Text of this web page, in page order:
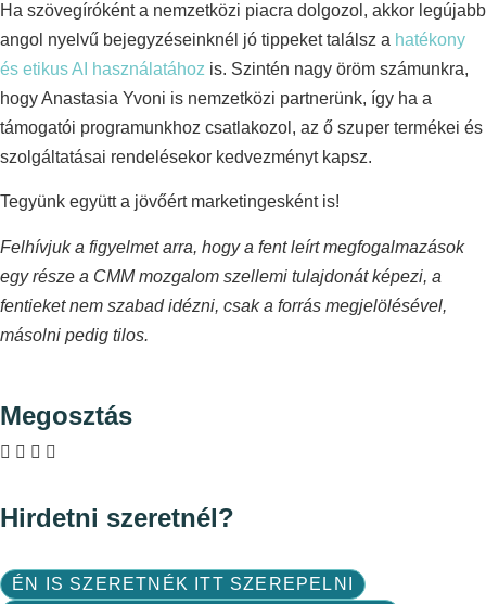
Ha szövegíróként a nemzetközi piacra dolgozol, akkor legújabb
angol nyelvű bejegyzéseinknél jó tippeket találsz a hatékony
és etikus AI használatához is. Szintén nagy öröm számunkra,
hogy Anastasia Yvoni is nemzetközi partnerünk, így ha a
támogatói programunkhoz csatlakozol, az ő szuper termékei és
szolgáltatásai rendelésekor kedvezményt kapsz.
Tegyünk együtt a jövőért marketingesként is!
Felhívjuk a figyelmet arra, hogy a fent leírt megfogalmazások
egy része a CMM mozgalom szellemi tulajdonát képezi, a
fentieket nem szabad idézni, csak a forrás megjelölésével,
másolni pedig tilos.
Megosztás
Hirdetni szeretnél?
ÉN IS SZERETNÉK ITT SZEREPELNI